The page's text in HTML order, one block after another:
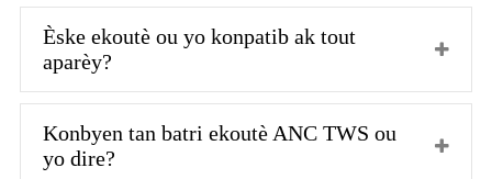
Èske ekoutè ou yo konpatib ak tout
aparèy?
Konbyen tan batri ekoutè ANC TWS ou
yo dire?